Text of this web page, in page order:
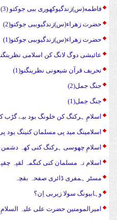
فاطمه(س)زندگیوکهوری ببی جوکتو (3)
حضرت زهراء(س)زندگیوببی جوکتو(2)
حضرت زهراء(س)زندگیوببی جوکتو(1)
عائیشی دوگ لانگ کن اسلامی
تحریف قرآن شیعونی نظرینگنو(1)
جنگ جمل(2)
جنگ جمل(1)
اسلامِ ہرکنگ کن خلونگ بود بیے گڑب
اسلامینگ مید پی مسلمان کنینگ یود
اسلامِ چھوسی ہرکنگ کنی کھہ دشمن
اسلام نہ مسلمان کنی کنگمہ لقپہ
مسٹر ہمفری ڈائری صفحہ بقچہ
وہابیونگ سولا زیربی اِن؟
امیرالمومنین حضرت علی علیہ